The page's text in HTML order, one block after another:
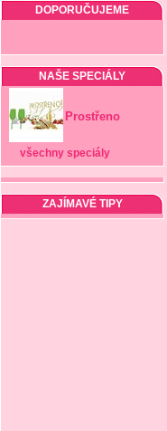
DOPORUČUJEME
NAŠE SPECIÁLY
Prostřeno
všechny speciály
ZAJÍMAVÉ TIPY